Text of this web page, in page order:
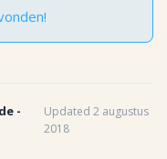
-
Updated 2 augustus
2018